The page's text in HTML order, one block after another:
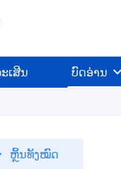
ເສີນ ບົດອ່ານ
ຫຼິ້ນທັງໝົດ